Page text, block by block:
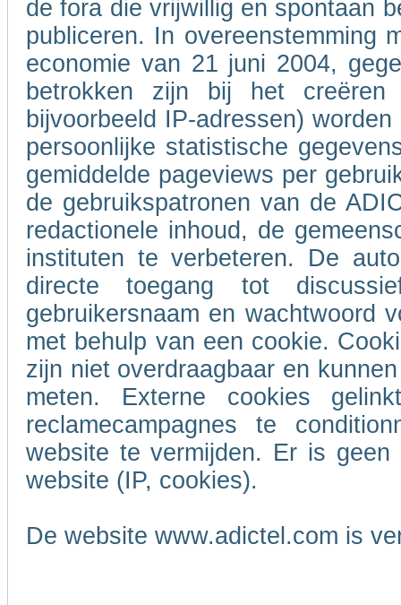
de fora die vrijwillig en spontaan
publiceren. In overeenstemming
economie van 21 juni 2004,
betrokken zijn bij het
bijvoorbeeld IP-adressen)
persoonlijke statistische
gemiddelde pageviews per
de gebruikspatronen van de
redactionele inhoud, de
instituten te verbeteren. De
directe toegang tot
gebruikersnaam en wachtwoord
met behulp van een cookie.
zijn niet overdraagbaar en
meten. Externe cookies
reclamecampagnes te
website te vermijden. Er is geen
website (IP, cookies).
De website www.adictel.com is